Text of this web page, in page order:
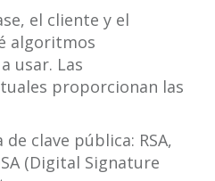
el cliente y el
algoritmos
usar. Las
proporcionan las
clave pública: RSA,
(Digital Signature